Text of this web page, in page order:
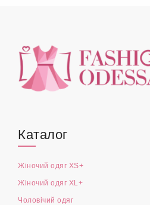
Каталог
Жіночий одяг XS+
Жіночий одяг XL+
Чоловічий одяг